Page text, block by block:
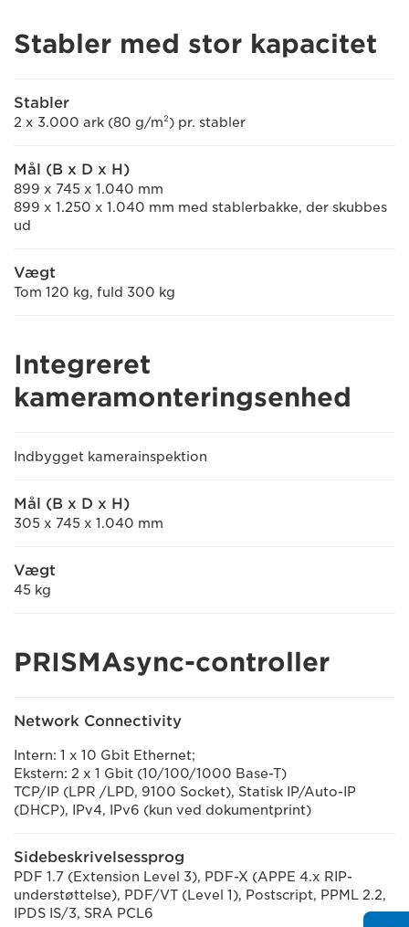
Stabler med stor kapacitet
Stabler
2 x 3.000 ark (80 g/m²) pr. stabler
Mål (B x D x H)
899 x 745 x 1.040 mm
899 x 1.250 x 1.040 mm med stablerbakke, der skubbes
ud
Vægt
Tom 120 kg, fuld 300 kg
Integreret
kameramonteringsenhed
Indbygget kamerainspektion
Mål (B x D x H)
305 x 745 x 1.040 mm
Vægt
45 kg
PRISMAsync-controller
Network Connectivity
Intern: 1 x 10 Gbit Ethernet;
Ekstern: 2 x 1 Gbit (10/100/1000 Base-T)
TCP/IP (LPR /LPD, 9100 Socket), Statisk IP/Auto-IP
(DHCP), IPv4, IPv6 (kun ved dokumentprint)
Sidebeskrivelsessprog
PDF 1.7 (Extension Level 3), PDF-X (APPE 4.x RIP-
understøttelse), PDF/VT (Level 1), Postscript, PPML 2.2,
IPDS IS/3, SRA PCL6